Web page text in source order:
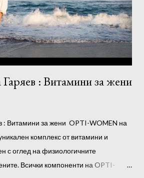
: Витамини за жени
: Витамини за жени OPTI-WOMEN на
комплекс от витамини и
с оглед на физиологичните
Всички компоненти на OPTI-